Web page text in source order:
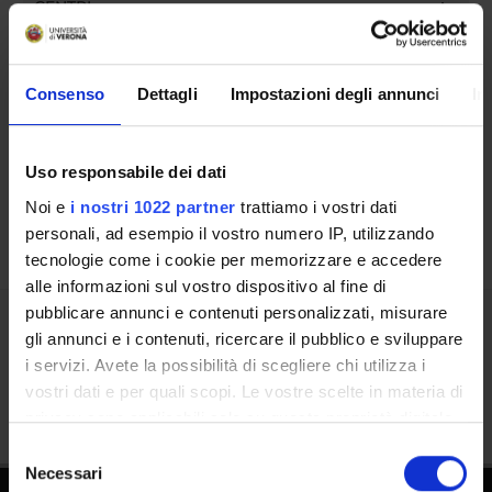
Consenso Dettagli Impostazioni degli annunci
Uso responsabile dei dati
Noi e i nostri 1022 partner trattiamo i vostri dati
personali, ad esempio il vostro numero IP, utilizzando
tecnologie come i cookie per memorizzare e accedere
alle informazioni sul vostro dispositivo al fine di
pubblicare annunci e contenuti personalizzati, misurare
gli annunci e i contenuti, ricercare il pubblico e sviluppare
i servizi. Avete la possibilità di scegliere chi utilizza i
vostri dati e per quali scopi. Le vostre scelte in materia di
privacy sono applicabili solo su questa proprietà digitale
modificare o revocare il proprio consenso in qualsiasi
delNecessari
CENTRI
Contatti
Persone
Luoghi
Calendario
Condividi